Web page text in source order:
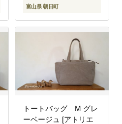
富山県 朝日町
トートバッグ M グレ
ーベージュ [アトリエ